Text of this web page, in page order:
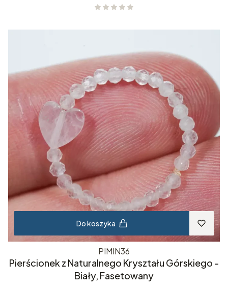
Do koszyka
PIMIN36
Pierścionek z Naturalnego Kryształu Górskiego -
Biały, Fasetowany